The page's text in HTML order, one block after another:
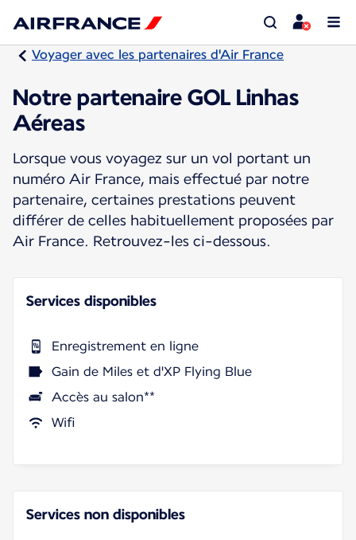
Voyager avec les partenaires d'Air France
Notre partenaire GOL Linhas
Aéreas
Lorsque vous voyagez sur un vol portant un
numéro Air France, mais effectué par notre
partenaire, certaines prestations peuvent
différer de celles habituellement proposées par
Air France. Retrouvez-les ci-dessous.
Services disponibles
Enregistrement en ligne
Gain de Miles et d'XP Flying Blue
Accès au salon**
Wifi
Services non disponibles